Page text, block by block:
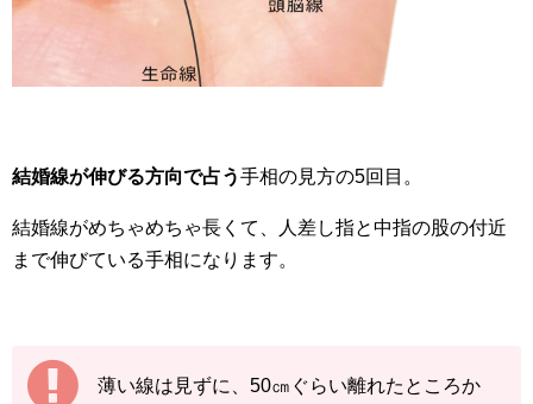
結婚線が伸びる方向で占う手相の見方の5回目。
結婚線がめちゃめちゃ長くて、人差し指と中指の股の付近
まで伸びている手相になります。
薄い線は見ずに、50㎝ぐらい離れたところか